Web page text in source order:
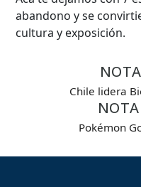
abandono y se
cultura y exposición.
Chile lidera
Pokémon
Búsqueda